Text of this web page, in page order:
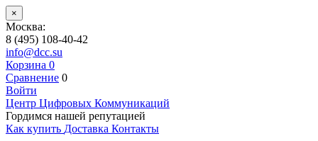
×
Москва:
8 (495) 108-40-42
info@dcc.su
Корзина 0
Сравнение 0
Войти
Центр Цифровых Коммуникаций
Гордимся нашей репутацией
Как купить Доставка Контакты